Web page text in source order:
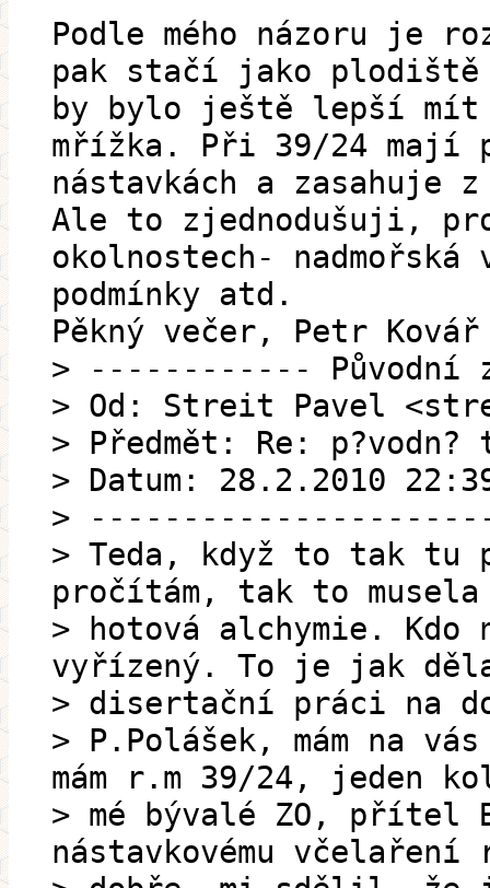
Podle mého názoru je
pak stačí jako plodiště
by bylo ještě lepší mít
mřížka. Při 39/24 mají
nástavkách a
Ale to zjednodušuji,
okolnostech- nadmořská
podmínky atd.
Pěkný večer, Petr Kovář
> ------------ Původní
> Od: Streit Pavel
> Předmět: Re: p?vodn?
> Datum: 28.2.2010
>
> Teda, když to tak tu
pročítám, tak to
> hotová alchymie. Kdo
vyřízený. To je jak
> disertační práci na
> P.Polášek, mám na
mám r.m 39/24, jeden
> mé bývalé ZO, přítel
nástavkovému včelaření